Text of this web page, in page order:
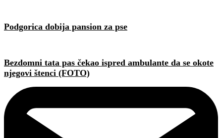
Podgorica dobija pansion za pse
Bezdomni tata pas čekao ispred ambulante da se okote
njegovi štenci (FOTO)